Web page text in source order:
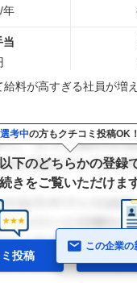
年
当
料が高すぎる社員が増
選考中の方もクチコミ投稿OK！
以下のどちらかの登録
続きをご覧いただけま
投稿
この企業の